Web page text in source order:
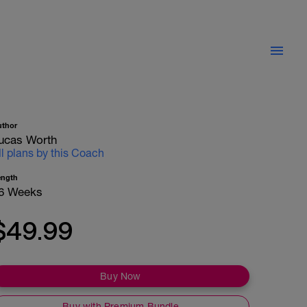
Worth
plans by this Coach
Weeks
Buy Now